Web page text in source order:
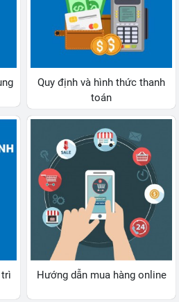
Quy định và hình thức thanh
toán
Hướng dẫn mua hàng online